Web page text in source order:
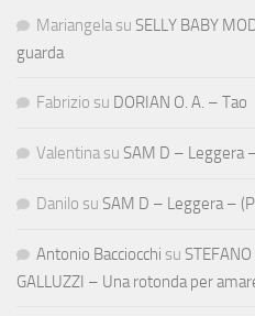
Mariangela su SELLY BABY
guarda
Fabrizio su DORIAN O. A. – Tao
Valentina su SAM D – Leggera
Danilo su SAM D – Leggera –
Antonio Bacciocchi su
GALLUZZI – Una rotonda per